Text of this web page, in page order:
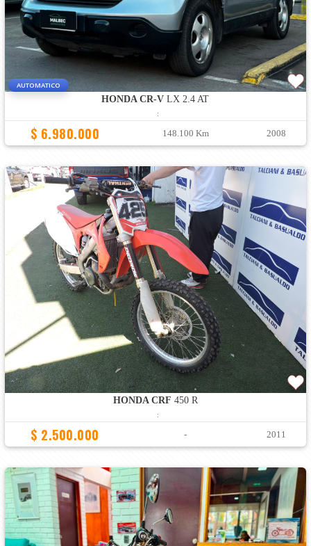
AUTOMATICO
HONDA CR-V LX 2.4 AT
:
$ 6.980.000 148.100 Km 2008
HONDA CRF 450 R
:
$ 2.500.000 - 2011